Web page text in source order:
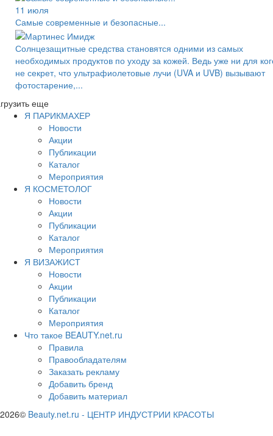
11 июля
Самые современные и безопасные...
Солнцезащитные средства становятся одними из самых
необходимых продуктов по уходу за кожей. Ведь уже ни для
не секрет, что ультрафиолетовые лучи (UVA и UVB) вызывают
фотостарение,...
еще
Я ПАРИКМАХЕР
Новости
Акции
Публикации
Каталог
Мероприятия
Я КОСМЕТОЛОГ
Новости
Акции
Публикации
Каталог
Мероприятия
Я ВИЗАЖИСТ
Новости
Акции
Публикации
Каталог
Мероприятия
Что такое BEAUTY.net.ru
Правила
Правообладателям
Заказать рекламу
Добавить бренд
Добавить материал
2026© Beauty.net.ru - ЦЕНТР ИНДУСТРИИ КРАСОТЫ